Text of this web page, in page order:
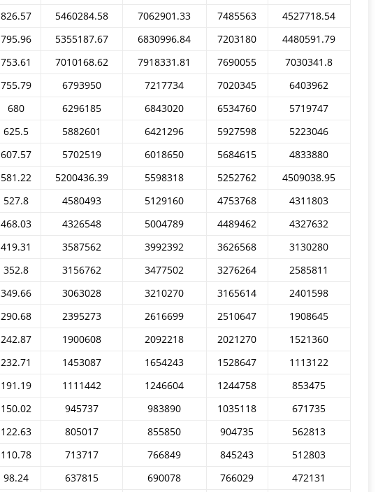
826.57 5460284.58 7062901.33 7485563
4527718.54
795.96 5355187.67 6830996.84 7203180
4480591.79
753.61 7010168.62 7918331.81 7690055
7030341.8
755.79 6793950 7217734 7020345
6403962
680 6296185 6843020 6534760
5719747
625.5 5882601 6421296 5927598
5223046
607.57 5702519 6018650 5684615
4833880
581.22 5200436.39 5598318 5252762
4509038.95
527.8 4580493 5129160 4753768
4311803
468.03 4326548 5004789 4489462
4327632
419.31 3587562 3992392 3626568
3130280
352.8 3156762 3477502 3276264
2585811
349.66 3063028 3210270 3165614
2401598
290.68 2395273 2616699 2510647
1908645
242.87 1900608 2092218 2021270
1521360
232.71 1453087 1654243 1528647
1113122
191.19 1111442 1246604 1244758
853475
150.02 945737 983890 1035118
671735
122.63 805017 855850 904735
562813
110.78 713717 766849 845243
512803
98.24 637815 690078 766029 472131